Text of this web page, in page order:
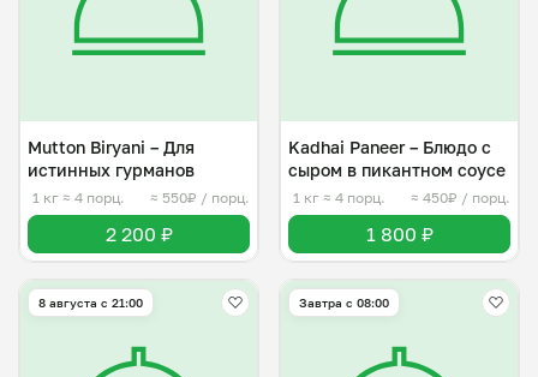
Mutton Biryani – Для
истинных гурманов
1 кг ≈ 4 порц. ≈ 550₽ / порц.
2 200 ₽
Kadhai Paneer – Блюдо с
сыром в пикантном соусе
1 кг ≈ 4 порц. ≈ 450₽ / порц.
1 800 ₽
8 августа с 21:00 Завтра c 08:00